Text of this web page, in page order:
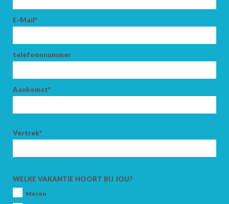
E-Mail*
telefoonnummer
Aankomst*
Vertrek*
WELKE VAKANTIE HOORT BIJ JOU?
Meren